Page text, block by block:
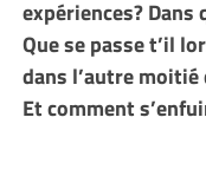
expériences? Dans
Que se passe t’il
dans l’autre
Et comment